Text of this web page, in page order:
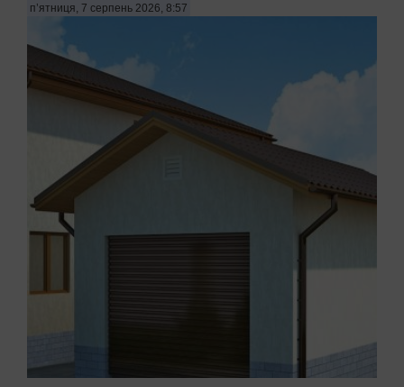
п’ятниця, 7 серпень 2026, 8:57